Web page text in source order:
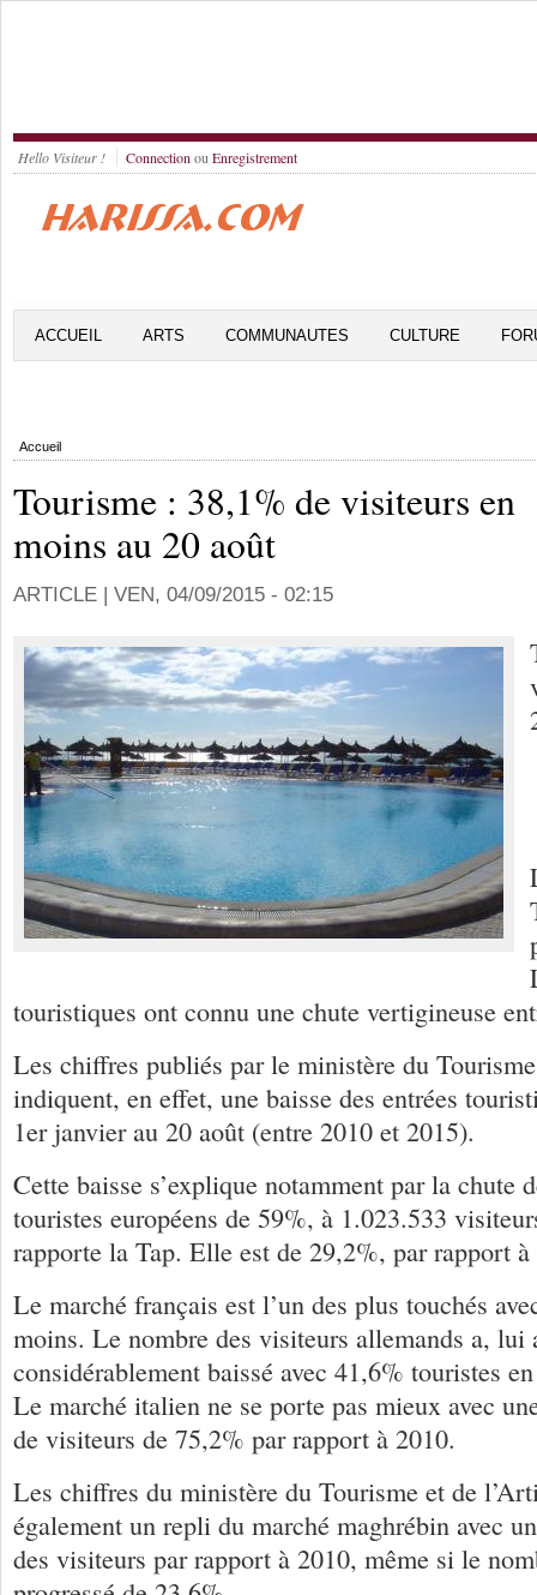
Hello Visiteur ! Connection ou Enregistrement
ACCUEIL ARTS COMMUNAUTES CULTURE
Accueil
Tourisme : 38,1% de visiteurs en
moins au 20 août
ARTICLE | VEN, 04/09/2015 - 02:15
touristiques ont connu une chute vertigineuse
Les chiffres publiés par le ministère du
indiquent, en effet, une baisse des entrées
1er janvier au 20 août (entre 2010 et 2015).
Cette baisse s’explique notamment par la chute
touristes européens de 59%, à 1.023.533
rapporte la Tap. Elle est de 29,2%, par rapport
Le marché français est l’un des plus touchés
moins. Le nombre des visiteurs allemands a, lui
considérablement baissé avec 41,6% touristes
Le marché italien ne se porte pas mieux avec
de visiteurs de 75,2% par rapport à 2010.
Les chiffres du ministère du Tourisme et de
également un repli du marché maghrébin avec
des visiteurs par rapport à 2010, même si le